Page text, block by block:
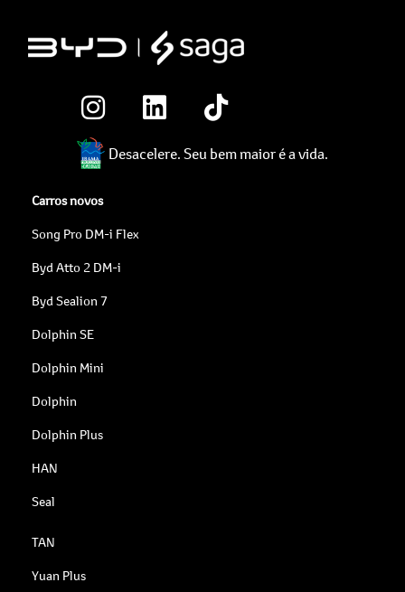
Desacelere. Seu bem maior é a vida.
Carros novos
Song Pro DM-i Flex
Byd Atto 2 DM-i
Byd Sealion 7
Dolphin SE
Dolphin Mini
Dolphin
Dolphin Plus
HAN
Seal
TAN
Yuan Plus